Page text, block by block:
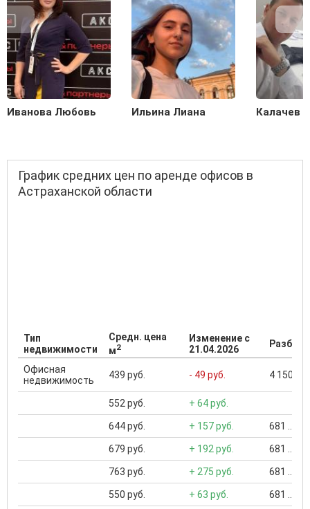
Иванова Любовь Ильина Лиана Калачев
График средних цен по аренде офисов в
Астраханской области
Тип
недвижимости
Средн. цена
м2
Изменение с
21.04.2026
Офисная
недвижимость
439 руб. - 49 руб. 4 150 ...
552 руб. + 64 руб.
644 руб. + 157 руб. 681 ...
679 руб. + 192 руб. 681 ...
763 руб. + 275 руб. 681 ...
550 руб. + 63 руб. 681 ...